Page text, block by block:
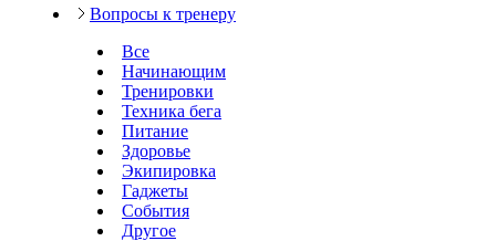
Вопросы к тренеру
Все
Начинающим
Тренировки
Техника бега
Питание
Здоровье
Экипировка
Гаджеты
События
Другое